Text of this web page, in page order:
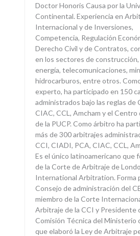
Doctor Honoris Causa por la
Continental. Experiencia en
Internacional y de Inversiones,
Competencia, Regulación
Derecho Civil y de Contratos,
en los sectores de construcción,
energía, telecomunicaciones,
hidrocarburos, entre otros.
experto, ha participado en 150
administrados bajo las reglas de
CIAC, CCL, Amcham y el
de la PUCP. Como árbitro ha
más de 300 arbitrajes
CCI, CIADI, PCA, CIAC, CCL,
Es el único latinoamericano que
de la Corte de Arbitraje de
International Arbitration. Forma
Consejo de administración del
miembro de la Corte
Arbitraje de la CCI y Presidente
Comisión Técnica del Ministerio
que elaboró la Ley de Arbitraje